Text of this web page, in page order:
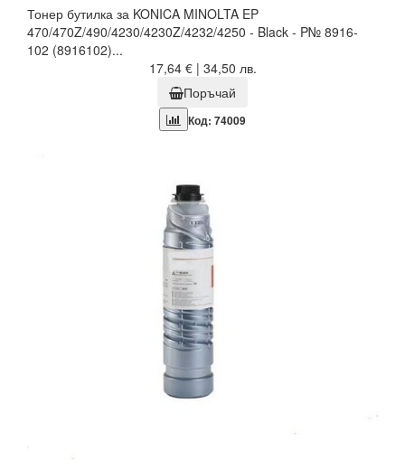
Тонер бутилка за KONICA MINOLTA EP
470/470Z/490/4230/4230Z/4232/4250 - Black - P№ 8916-
102 (8916102)...
17,64 € | 34,50 лв.
Поръчай
Код: 74009